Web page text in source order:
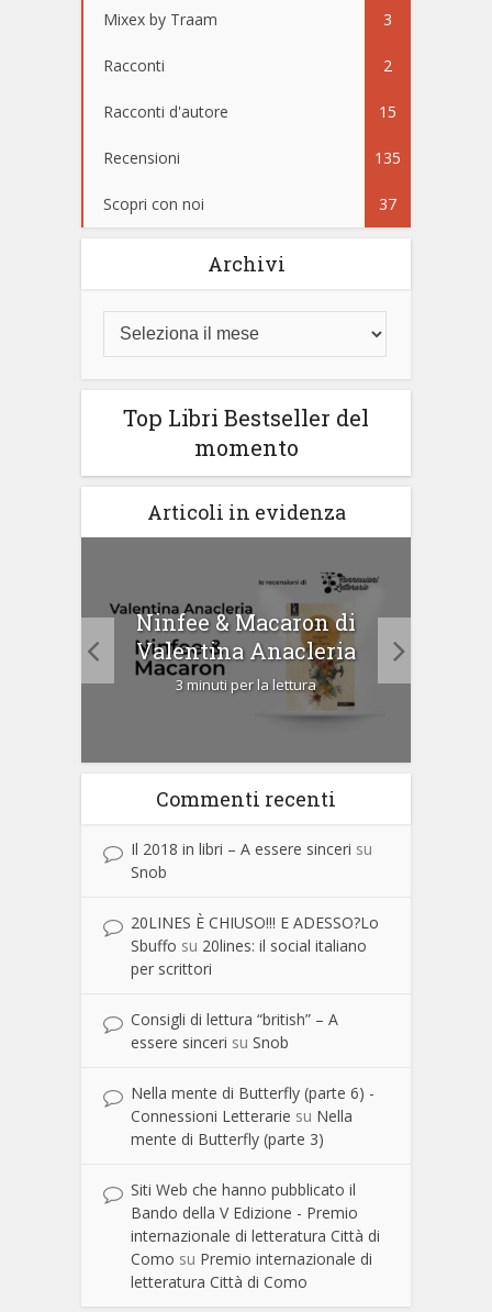
Mixex by Traam 3
Racconti 2
Racconti d'autore 15
Recensioni 135
Scopri con noi 37
Archivi
Top Libri Bestseller del
momento
Articoli in evidenza
Ninfee & Macaron di
Valentina Anacleria
3 minuti per la lettura
Commenti recenti
Il 2018 in libri – A essere sinceri su
Snob
20LINES È CHIUSO!!! E ADESSO?Lo
Sbuffo su 20lines: il social italiano
per scrittori
Consigli di lettura “british” – A
essere sinceri su Snob
Nella mente di Butterfly (parte 6) -
Connessioni Letterarie su Nella
mente di Butterfly (parte 3)
Siti Web che hanno pubblicato il
Bando della V Edizione - Premio
internazionale di letteratura Città di
Como su Premio internazionale di
letteratura Città di Como